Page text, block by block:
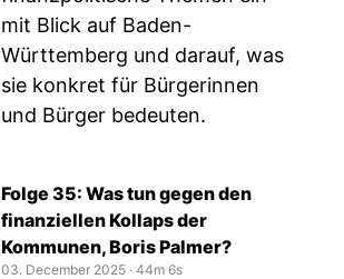
mit Blick auf Baden-
Württemberg und darauf, was
sie konkret für Bürgerinnen
und Bürger bedeuten.
Folge 35: Was tun gegen den
finanziellen Kollaps der
Kommunen, Boris Palmer?
03. December 2025 ‧ 44m 6s